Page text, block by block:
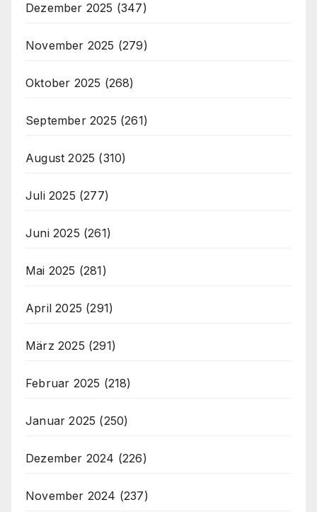
Dezember 2025 (347)
November 2025 (279)
Oktober 2025 (268)
September 2025 (261)
August 2025 (310)
Juli 2025 (277)
Juni 2025 (261)
Mai 2025 (281)
April 2025 (291)
März 2025 (291)
Februar 2025 (218)
Januar 2025 (250)
Dezember 2024 (226)
November 2024 (237)